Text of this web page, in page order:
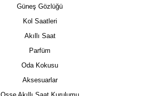
Güneş Gözlüğü
Kol Saatleri
Akıllı Saat
Parfüm
Oda Kokusu
Aksesuarlar